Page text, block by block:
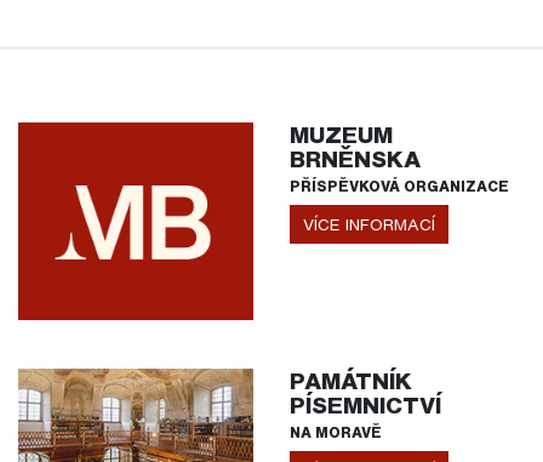
MUZEUM
BRNĚNSKA
PŘÍSPĚVKOVÁ ORGANIZACE
VÍCE INFORMACÍ
PAMÁTNÍK
PÍSEMNICTVÍ
NA MORAVĚ